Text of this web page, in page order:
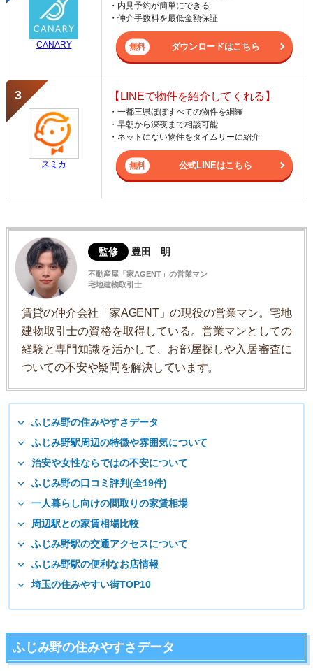
CANARY
・内見予約が簡単にできる
・仲介手数料を最低金額保証
ダウンロードはこちら
スミカ
【LINEで物件を紹介してくれる】
・一都三県ほぼすべての物件を網羅
・早朝から深夜まで相談可能
・ネットにない物件をタイムリーに紹介
公式LINEはこちら
監修 豊田 明
不動産屋「家AGENT」の営業マン
宅地建物取引士
賃貸の仲介会社「家AGENT」の現役の営業マン。宅地
建物取引士の資格を取得している。営業マンとしての
経験と専門知識を活かして、お部屋探しや入居審査に
ついての不安や疑問を解決しています。
ふじみ野の住みやすさデータ
ふじみ野駅周辺の特徴や雰囲気について
治安や女性ならではの不安について
ふじみ野の口コミ評判(全19件)
一人暮らし向けの間取りの家賃相場
周辺駅との家賃相場比較
ふじみ野駅の交通アクセスについて
ふじみ野駅の便利なお店情報
埼玉の住みやすい街TOP10
ふじみ野の住みやすさデータ